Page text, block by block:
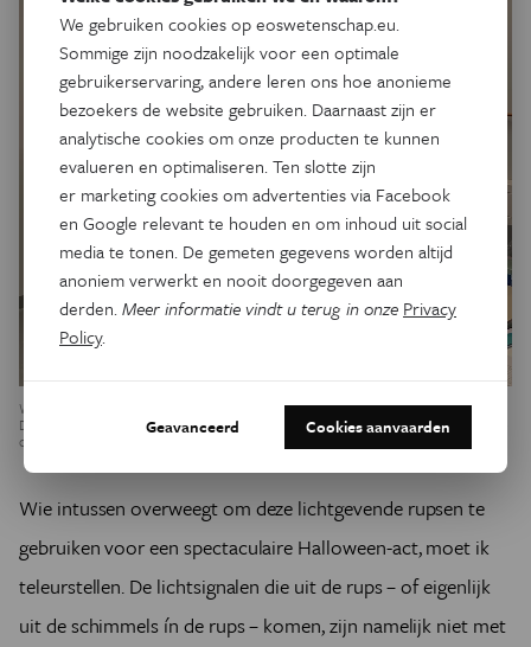
We meten de bioluminescentie in de rupsen in het zwarte toestel achterin in beeld.
De rupsen liggen in een donkere ruimte, en in de halve bol bovenaan zit een gevoelige
camera. Op het scherm kunnen we het lichtgevende signaal volgen en analyseren.
Wie intussen overweegt om deze lichtgevende rupsen te
gebruiken voor een spectaculaire Halloween-act, moet ik
teleurstellen. De lichtsignalen die uit de rups – of eigenlijk
uit de schimmels ín de rups – komen, zijn namelijk niet met
We gebruiken cookies op eoswetenschap.eu.
Sommige zijn noodzakelijk voor een optimale
gebruikerservaring, andere leren ons hoe anonieme
bezoekers de website gebruiken. Daarnaast zijn er
analytische cookies om onze producten te kunnen
evalueren en optimaliseren. Ten slotte zijn
er marketing cookies om advertenties via Facebook
en Google relevant te houden en om inhoud uit social
media te tonen. De gemeten gegevens worden altijd
anoniem verwerkt en nooit doorgegeven aan
derden.Meer informatie vindt u terug in onze Privacy
Policy.
Geavanceerd Cookies aanvaarden